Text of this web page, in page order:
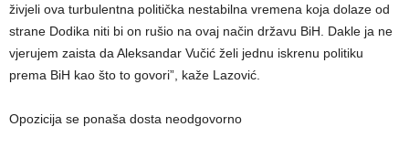
živjeli ova turbulentna politička nestabilna vremena koja dolaze od
strane Dodika niti bi on rušio na ovaj način državu BiH. Dakle ja ne
vjerujem zaista da Aleksandar Vučić želi jednu iskrenu politiku
prema BiH kao što to govori”, kaže Lazović.
Opozicija se ponaša dosta neodgovorno